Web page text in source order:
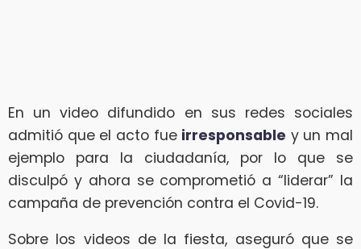
En un video difundido en sus redes sociales
admitió que el acto fue irresponsable y un mal
ejemplo para la ciudadanía, por lo que se
disculpó y ahora se comprometió a “liderar” la
campaña de prevención contra el Covid-19.
Sobre los videos de la fiesta, aseguró que se